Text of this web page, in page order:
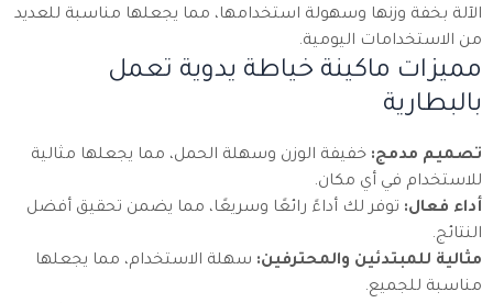
الآلة بخفة وزنها وسهولة استخدامها، مما يجعلها مناسبة للعديد
من الاستخدامات اليومية.
مميزات ماكينة خياطة يدوية تعمل
بالبطارية
تصميم مدمج: خفيفة الوزن وسهلة الحمل، مما يجعلها مثالية
للاستخدام في أي مكان.
أداء فعال: توفر لك أداءً رائعًا وسريعًا، مما يضمن تحقيق أفضل
النتائج.
مثالية للمبتدئين والمحترفين: سهلة الاستخدام، مما يجعلها
مناسبة للجميع.